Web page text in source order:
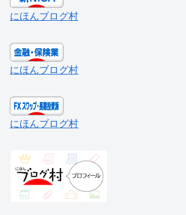
にほんブログ村
にほんブログ村
にほんブログ村